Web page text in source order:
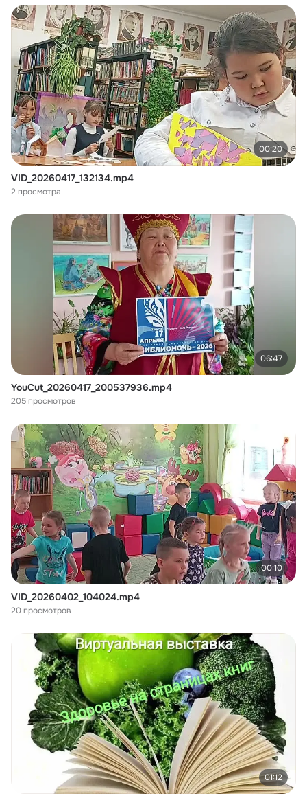
00:20
VID_20260417_132134.mp4
2 просмотра
06:47
YouCut_20260417_200537936.mp4
205 просмотров
00:10
VID_20260402_104024.mp4
20 просмотров
01:12